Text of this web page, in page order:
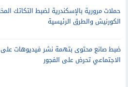
حملات مرورية بالإسكندرية لضبط التكاتك
الكورنيش والطرق الرئيسية
ضبط صانع محتوى بتهمة نشر فيديوهات على
الاجتماعي تحرض على الفجور